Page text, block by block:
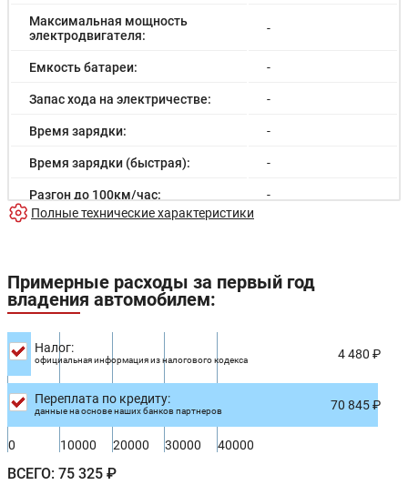
Максимальная мощность
электродвигателя:
-
Емкость батареи: -
Запас хода на электричестве: -
Время зарядки: -
Время зарядки (быстрая): -
Разгон до 100км/час: -
Расход в загородном цикле: -
Объем топливного бака:
Длина: 5345 мм
Ширина:
Высота:
Колёсная база:
Полные технические характеристики
Примерные расходы за первый год
владения автомобилем:
Налог:
официальная информация из налогового кодекса 4 480 ₽
Переплата по кредиту:
данные на основе наших банков партнеров 70 845 ₽
0 10000 20000 30000 40000
ВСЕГО: 75 325 ₽